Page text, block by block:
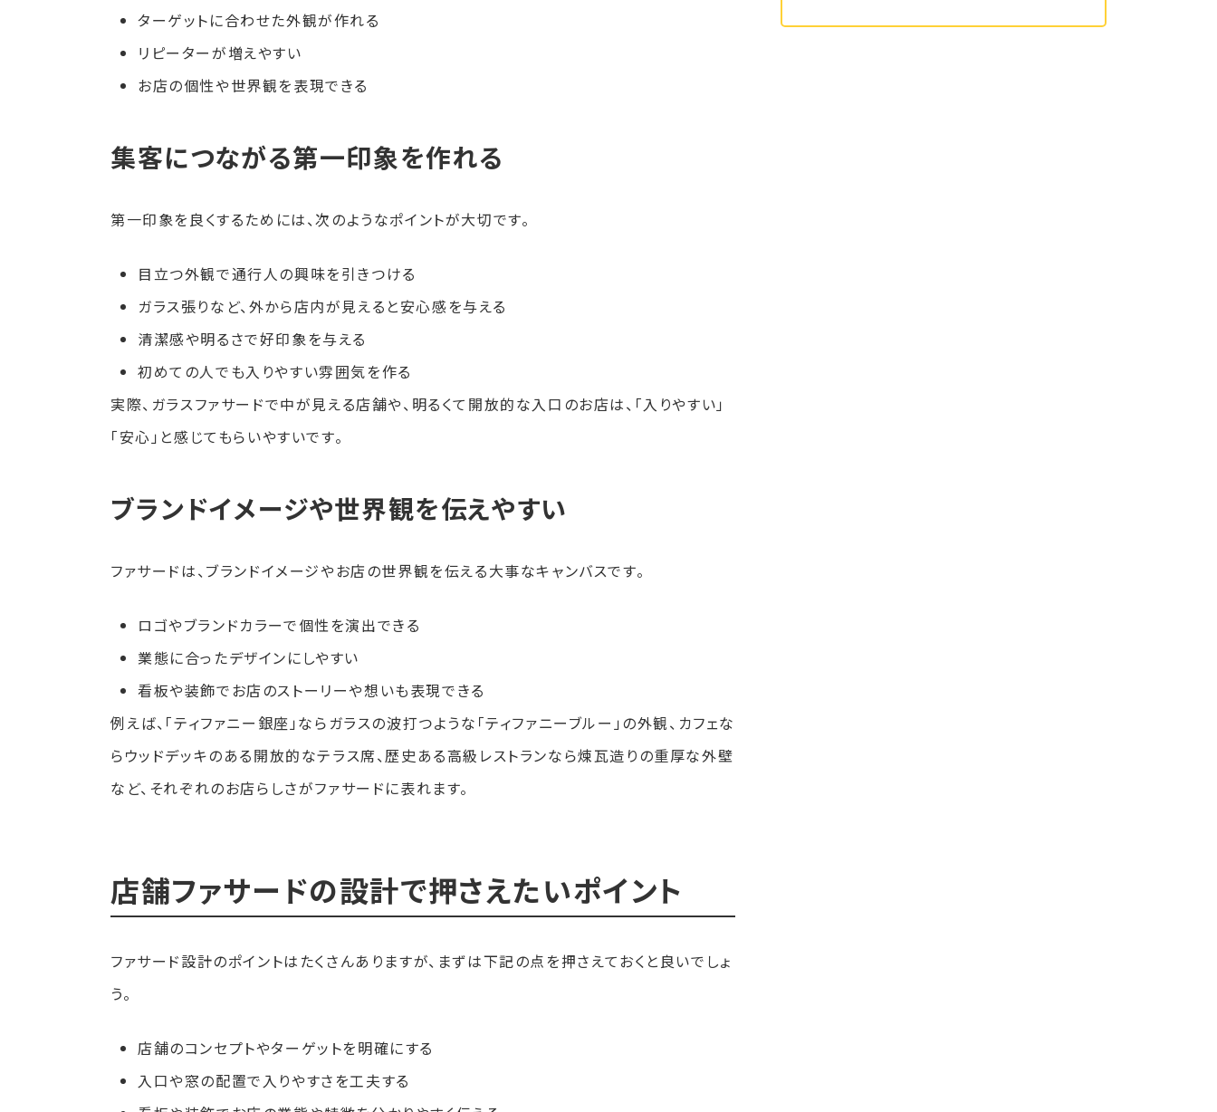
ターゲットに合わせた外観が作れる
リピーターが増えやすい
お店の個性や世界観を表現できる
集客につながる第一印象を作れる
第一印象を良くするためには、次のようなポイントが大切です。
目立つ外観で通行人の興味を引きつける
ガラス張りなど、外から店内が見えると安心感を与える
清潔感や明るさで好印象を与える
初めての人でも入りやすい雰囲気を作る
実際、ガラスファサードで中が見える店舗や、明るくて開放的な入口のお店は、「入りやすい」
「安心」と感じてもらいやすいです。
ブランドイメージや世界観を伝えやすい
ファサードは、ブランドイメージやお店の世界観を伝える大事なキャンバスです。
ロゴやブランドカラーで個性を演出できる
業態に合ったデザインにしやすい
看板や装飾でお店のストーリーや想いも表現できる
例えば、「ティファニー銀座」ならガラスの波打つような「ティファニーブルー」の外観、カフェな
らウッドデッキのある開放的なテラス席、歴史ある高級レストランなら煉瓦造りの重厚な外壁
など、それぞれのお店らしさがファサードに表れます。
店舗ファサードの設計で押さえたいポイント
ファサード設計のポイントはたくさんありますが、まずは下記の点を押さえておくと良いでしょ
う。
店舗のコンセプトやターゲットを明確にする
入口や窓の配置で入りやすさを工夫する